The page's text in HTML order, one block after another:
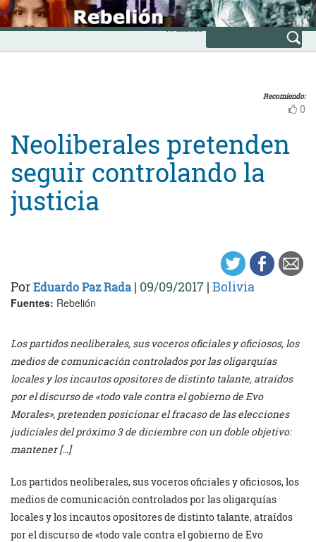
Skip
to
content
INICIO
Avanzada
Recomiendo:
0
Neoliberales pretenden
seguir controlando la
justicia
PorEduardo Paz Rada | 09/09/2017 | Bolivia
Fuentes: Rebelión
Los partidos neoliberales, sus voceros oficiales y oficiosos, los
medios de comunicación controlados por las oligarquías
locales y los incautos opositores de distinto talante, atraídos
por el discurso de «todo vale contra el gobierno de Evo
Morales», pretenden posicionar el fracaso de las elecciones
judiciales del próximo 3 de diciembre con un doble objetivo:
mantener […]
Los partidos neoliberales, sus voceros oficiales y oficiosos, los
medios de comunicación controlados por las oligarquías
locales y los incautos opositores de distinto talante, atraídos
por el discurso de «todo vale contra el gobierno de Evo